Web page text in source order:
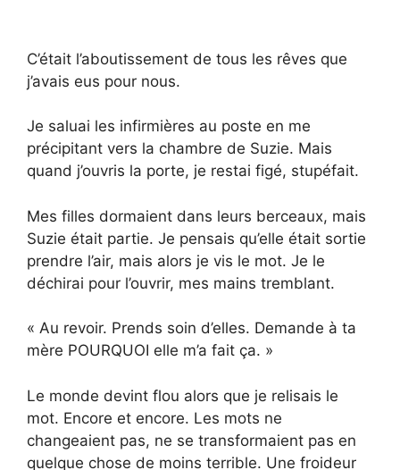
C’était l’aboutissement de tous les rêves que
j’avais eus pour nous.
Je saluai les infirmières au poste en me
précipitant vers la chambre de Suzie. Mais
quand j’ouvris la porte, je restai figé, stupéfait.
Mes filles dormaient dans leurs berceaux, mais
Suzie était partie. Je pensais qu’elle était sortie
prendre l’air, mais alors je vis le mot. Je le
déchirai pour l’ouvrir, mes mains tremblant.
« Au revoir. Prends soin d’elles. Demande à ta
mère POURQUOI elle m’a fait ça. »
Le monde devint flou alors que je relisais le
mot. Encore et encore. Les mots ne
changeaient pas, ne se transformaient pas en
quelque chose de moins terrible. Une froideur